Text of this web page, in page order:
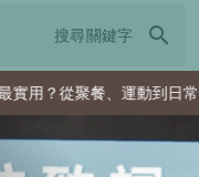
search
、運動到日常營養 4種送